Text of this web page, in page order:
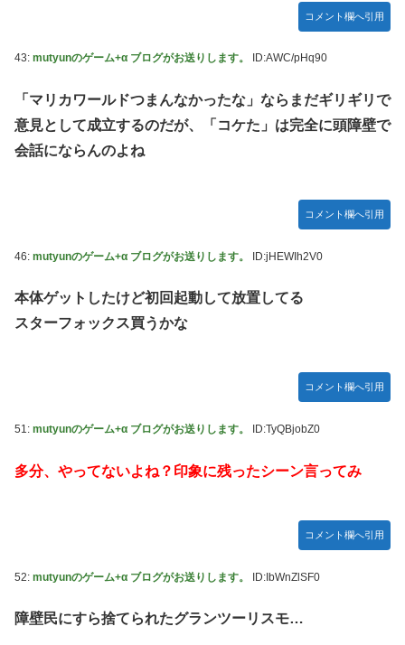
コメント欄へ引用
43: mutyunのゲーム+α ブログがお送りします。 ID:AWC/pHq90
「マリカワールドつまんなかったな」ならまだギリギリで
意見として成立するのだが、「コケた」は完全に頭障壁で
会話にならんのよね
コメント欄へ引用
46: mutyunのゲーム+α ブログがお送りします。 ID:jHEWIh2V0
本体ゲットしたけど初回起動して放置してる
スターフォックス買うかな
コメント欄へ引用
51: mutyunのゲーム+α ブログがお送りします。 ID:TyQBjobZ0
多分、やってないよね？印象に残ったシーン言ってみ
コメント欄へ引用
52: mutyunのゲーム+α ブログがお送りします。 ID:IbWnZlSF0
障壁民にすら捨てられたグランツーリスモ…